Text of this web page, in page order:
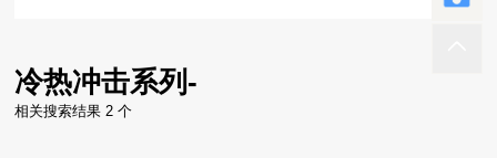
冷热冲击系列-
相关搜索结果 2 个